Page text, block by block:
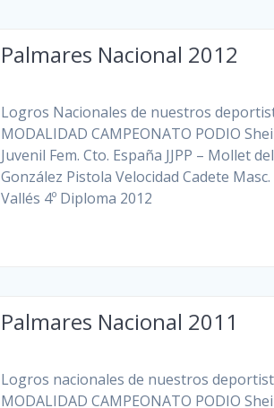
Palmares Nacional 2012
Logros Nacionales de nuestros
MODALIDAD CAMPEONATO PODIO
Juvenil Fem. Cto. España JJPP – Mollet
González Pistola Velocidad Cadete
Vallés 4º Diploma 2012
Palmares Nacional 2011
Logros nacionales de nuestros
MODALIDAD CAMPEONATO PODIO